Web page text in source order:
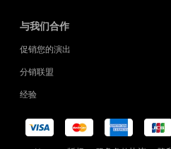
与我们合作
促销您的演出
分销联盟
经验